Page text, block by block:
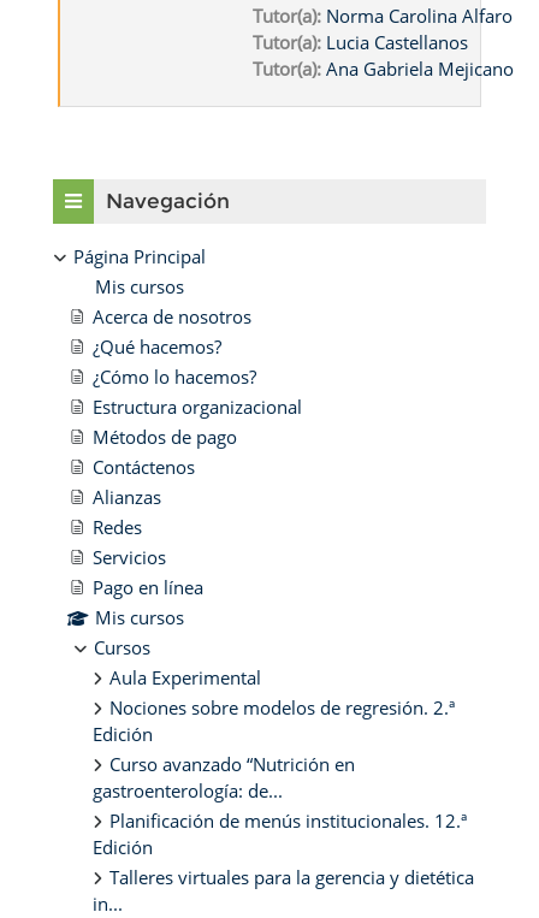
Tutor(a): Norma Carolina Alfaro
Tutor(a): Lucia Castellanos
Tutor(a): Ana Gabriela Mejicano
Bloques
Navegación
Página Principal
Mis cursos
Acerca de nosotros
¿Qué hacemos?
¿Cómo lo hacemos?
Estructura organizacional
Métodos de pago
Contáctenos
Alianzas
Redes
Servicios
Pago en línea
Mis cursos
Cursos
Aula Experimental
Nociones sobre modelos de regresión. 2.ª
Edición
Curso avanzado “Nutrición en
gastroenterología: de...
Planificación de menús institucionales. 12.ª
Edición
Talleres virtuales para la gerencia y dietética
in...